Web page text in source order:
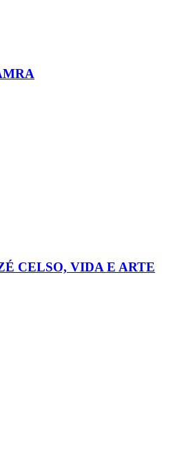
CELSO, VIDA E ARTE